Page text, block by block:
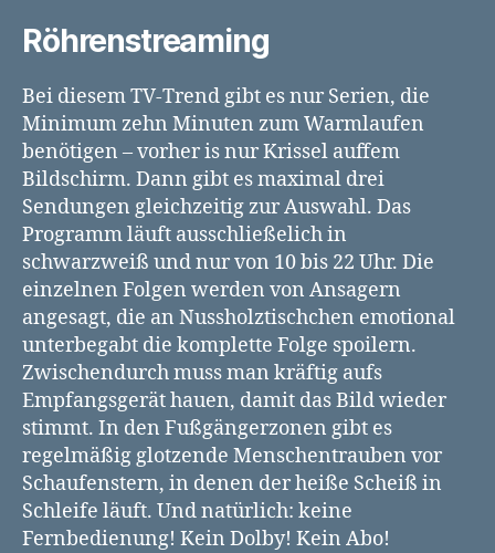
Röhrenstreaming
Bei diesem TV-Trend gibt es nur Serien, die
Minimum zehn Minuten zum Warmlaufen
benötigen – vorher is nur Krissel auffem
Bildschirm. Dann gibt es maximal drei
Sendungen gleichzeitig zur Auswahl. Das
Programm läuft ausschließelich in
schwarzweiß und nur von 10 bis 22 Uhr. Die
einzelnen Folgen werden von Ansagern
angesagt, die an Nussholztischchen emotional
unterbegabt die komplette Folge spoilern.
Zwischendurch muss man kräftig aufs
Empfangsgerät hauen, damit das Bild wieder
stimmt. In den Fußgängerzonen gibt es
regelmäßig glotzende Menschentrauben vor
Schaufenstern, in denen der heiße Scheiß in
Schleife läuft. Und natürlich: keine
Fernbedienung! Kein Dolby! Kein Abo!